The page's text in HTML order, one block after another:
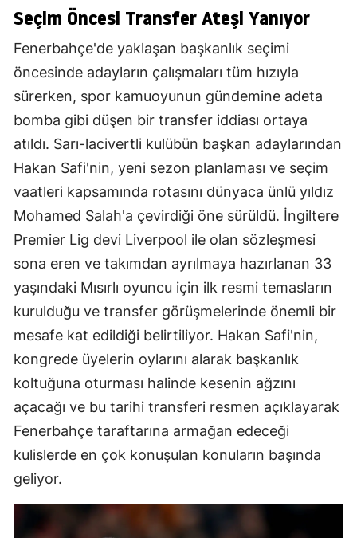
Seçim Öncesi Transfer Ateşi Yanıyor
Fenerbahçe'de yaklaşan başkanlık seçimi
öncesinde adayların çalışmaları tüm hızıyla
sürerken, spor kamuoyunun gündemine adeta
bomba gibi düşen bir transfer iddiası ortaya
atıldı. Sarı-lacivertli kulübün başkan adaylarından
Hakan Safi'nin, yeni sezon planlaması ve seçim
vaatleri kapsamında rotasını dünyaca ünlü yıldız
Mohamed Salah'a çevirdiği öne sürüldü. İngiltere
Premier Lig devi Liverpool ile olan sözleşmesi
sona eren ve takımdan ayrılmaya hazırlanan 33
yaşındaki Mısırlı oyuncu için ilk resmi temasların
kurulduğu ve transfer görüşmelerinde önemli bir
mesafe kat edildiği belirtiliyor. Hakan Safi'nin,
kongrede üyelerin oylarını alarak başkanlık
koltuğuna oturması halinde kesenin ağzını
açacağı ve bu tarihi transferi resmen açıklayarak
Fenerbahçe taraftarına armağan edeceği
kulislerde en çok konuşulan konuların başında
geliyor.